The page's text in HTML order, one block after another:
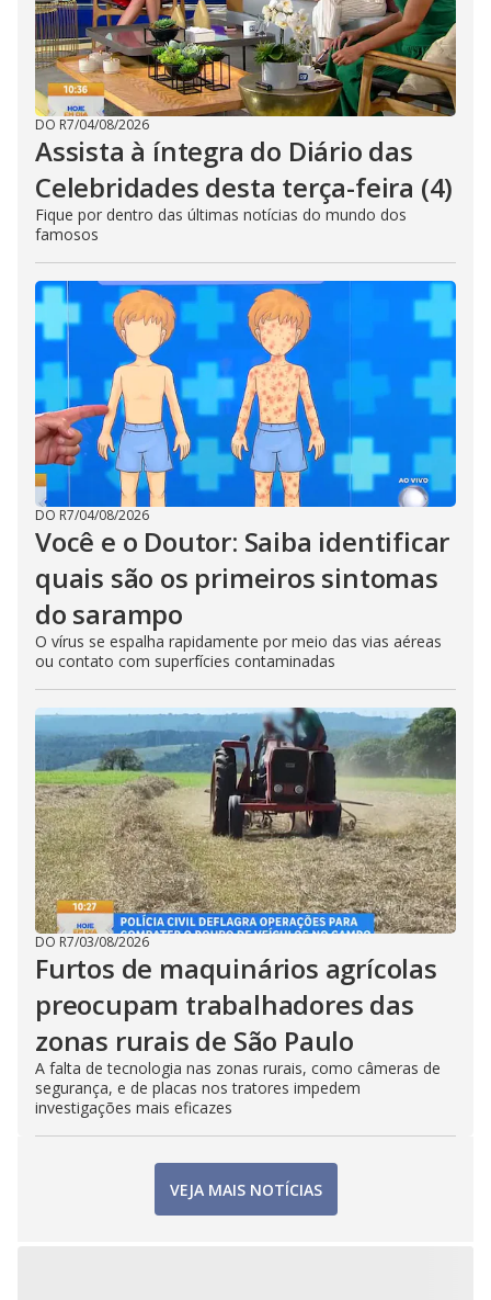
DO R7/04/08/2026
Assista à íntegra do Diário das
Celebridades desta terça-feira (4)
Fique por dentro das últimas notícias do mundo dos
famosos
DO R7/04/08/2026
Você e o Doutor: Saiba identificar
quais são os primeiros sintomas
do sarampo
O vírus se espalha rapidamente por meio das vias aéreas
ou contato com superfícies contaminadas
DO R7/03/08/2026
Furtos de maquinários agrícolas
preocupam trabalhadores das
zonas rurais de São Paulo
A falta de tecnologia nas zonas rurais, como câmeras de
segurança, e de placas nos tratores impedem
investigações mais eficazes
VEJA MAIS NOTÍCIAS